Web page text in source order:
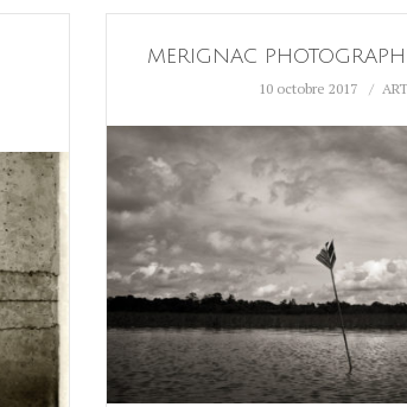
MERIGNAC
10 octobre 2017 ART